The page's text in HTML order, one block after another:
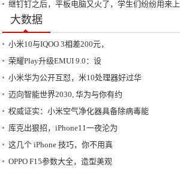
继钉钉之后，平板电脑又火了，学生们纷纷用来上
大数据
小米10与IQOO 3相差200元，
荣耀Play升级EMUI 9.0：设
小米华为公开互怼，米10处理器好过华
迈向智能世界2030, 华为与你有约
权威证实：小米空气净化器具备除病毒能
库克出狠招，iPhone11一夜沦为
这几个 iPhone 技巧，你不用真
OPPO F15参数大全，造型美观